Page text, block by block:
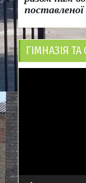
ГІМНАЗІЯ